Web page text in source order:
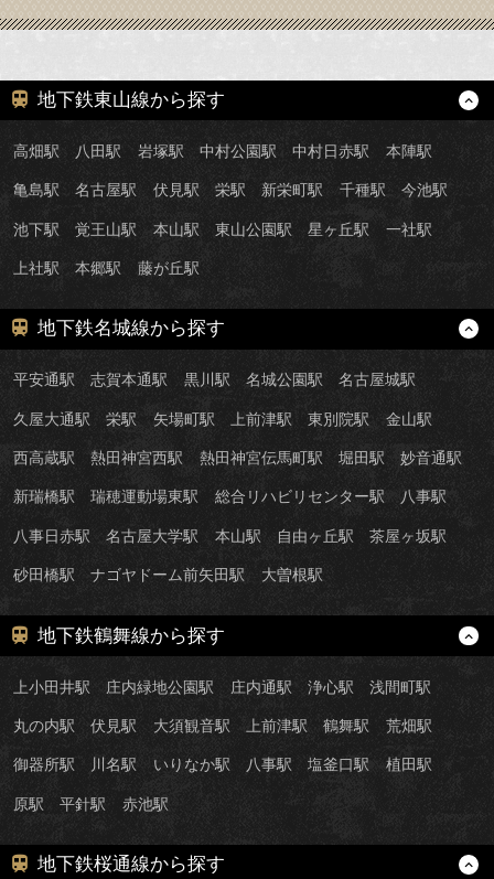
地下鉄東山線から探す
高畑駅 八田駅 岩塚駅 中村公園駅 中村日赤駅 本陣駅
亀島駅 名古屋駅 伏見駅 栄駅 新栄町駅 千種駅 今池駅
池下駅 覚王山駅 本山駅 東山公園駅 星ヶ丘駅 一社駅
上社駅 本郷駅 藤が丘駅
地下鉄名城線から探す
平安通駅 志賀本通駅 黒川駅 名城公園駅 名古屋城駅
久屋大通駅 栄駅 矢場町駅 上前津駅 東別院駅 金山駅
西高蔵駅 熱田神宮西駅 熱田神宮伝馬町駅 堀田駅 妙音通駅
新瑞橋駅 瑞穂運動場東駅 総合リハビリセンター駅 八事駅
八事日赤駅 名古屋大学駅 本山駅 自由ヶ丘駅 茶屋ヶ坂駅
砂田橋駅 ナゴヤドーム前矢田駅 大曽根駅
地下鉄鶴舞線から探す
上小田井駅 庄内緑地公園駅 庄内通駅 浄心駅 浅間町駅
丸の内駅 伏見駅 大須観音駅 上前津駅 鶴舞駅 荒畑駅
御器所駅 川名駅 いりなか駅 八事駅 塩釜口駅 植田駅
原駅 平針駅 赤池駅
地下鉄桜通線から探す